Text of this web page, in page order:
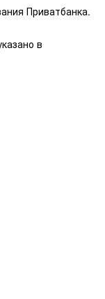
Приватбанка.
в